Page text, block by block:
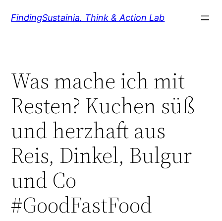
InhaltFindingSustainia. Think & Action Lab
Was mache ich mit
Resten? Kuchen süß
und herzhaft aus
Reis, Dinkel, Bulgur
und Co
#GoodFastFood